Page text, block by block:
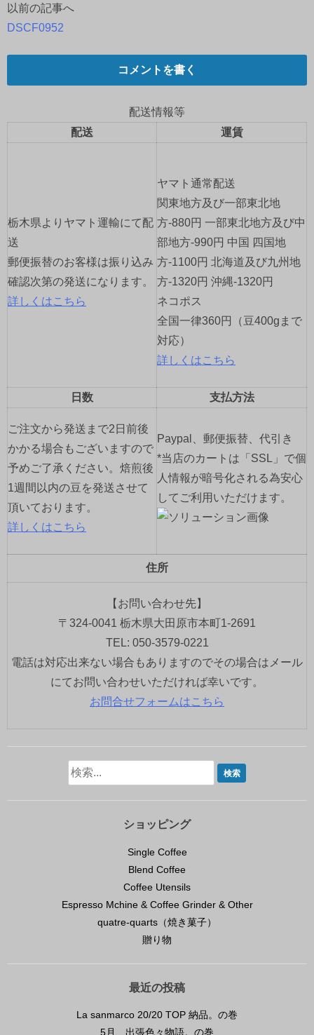
投
ョ
ン
以前の記事へ
DSCF0952
コメントを書く
配送情報等
配送
運賃
栃木県よりヤマト運輸にて配
送
郵便振替のお客様は振り込み
確認次第の発送になります。
詳しくはこちら
ヤマト通常配送
関東地方及び一部東北地
方-880円 一部東北地方及び中
部地方-990円 中国 四国地
方-1100円 北海道及び九州地
方-1320円 沖縄-1320円
ネコポス
全国一律360円（豆400gまで
対応）
詳しくはこちら
日数 支払方法
ご注文から発送まで2日前後
かかる場合もございますので
予めご了承ください。焙煎後
1週間以内の豆を発送させて
頂いております。
詳しくはこちら
Paypal、郵便振替、代引き
*当店のカートは「SSL」で個
人情報が暗号化される為安心
してご利用いただけます。
住所
【お問い合わせ先】
〒324-0041 栃木県大田原市本町1-2691
TEL: 050-3579-0221
電話は対応出来ない場合もありますのでその場合はメール
にてお問い合わせいただければ幸いです。
お問合せフォームはこちら
ショッピング
Single Coffee
Blend Coffee
Coffee Utensils
Espresso Mchine & Coffee Grinder & Other
quatre-quarts（焼き菓子）
贈り物
最近の投稿
La sanmarco 20/20 TOP 納品。の巻
5月、出張色々物語。の巻